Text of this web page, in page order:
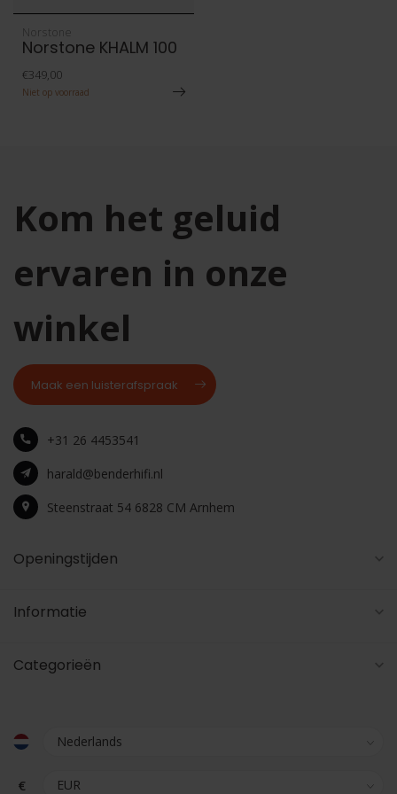
Norstone
Norstone KHALM 100
€349,00
Niet op voorraad
Kom het geluid
ervaren in onze
winkel
Maak een luisterafspraak
+31 26 4453541
harald@benderhifi.nl
Steenstraat 54 6828 CM Arnhem
Openingstijden
Informatie
Categorieën
€